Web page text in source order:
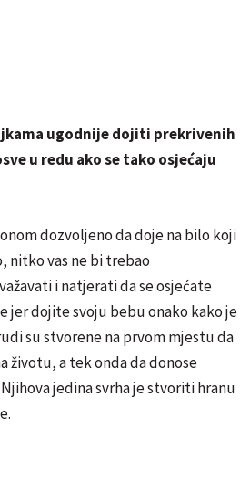
ugodnije dojiti prekrivenih
u redu ako se tako osjećaju
dozvoljeno da doje na bilo koji
nitko vas ne bi trebao
i natjerati da se osjećate
jer dojite svoju bebu onako kako je
su stvorene na prvom mjestu da
životu, a tek onda da donose
jedina svrha je stvoriti hranu